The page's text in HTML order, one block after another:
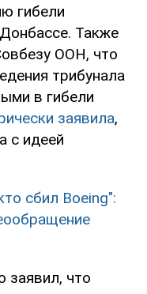
гибели
Также
ООН, что
трибунала
в гибели
заявила,
с идеей
сбил Boeing":
заявил, что